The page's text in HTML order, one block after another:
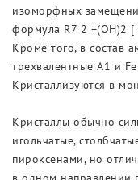
изоморфных
формула R7 2 +(OH)2 [
Кроме того, в состав
трехвалентные А1 и
Кристаллизуются в
Кристаллы обычно
игольчатые,
пироксенами, но